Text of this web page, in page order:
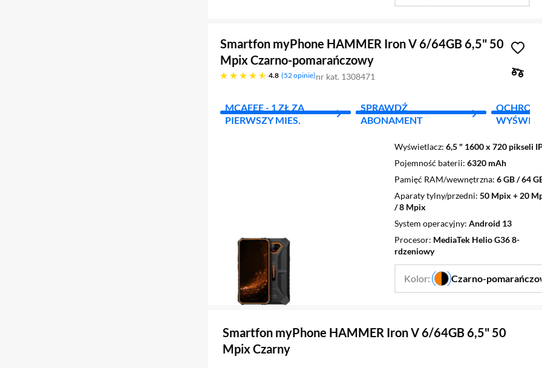
Smartfon myPhone HAMMER Iron V 6/64GB 6,5" 50
Mpix Czarno-pomarańczowy
4.8
4.8 gwiazdek 52 opinie nr kat. 1308471
MCAFEE - 1 ZŁ ZA
PIERWSZY MIES.
SPRAWDŹ
ABONAMENT
OCHRONA
Wyświetlacz 6,5 " 1600 x 720 pikseli
Pojemność baterii 6320 mAh
Pamięć RAM/wewnętrzna 6 GB / 64
Aparaty tylny/przedni 50 Mpix + 20
/ 8 Mpix
System operacyjny Android 13
Procesor MediaTek Helio G36 8-
rdzeniowy
Kolor: Czarno-
Smartfon myPhone HAMMER Iron V 6/64GB 6,5" 50
Mpix Czarny